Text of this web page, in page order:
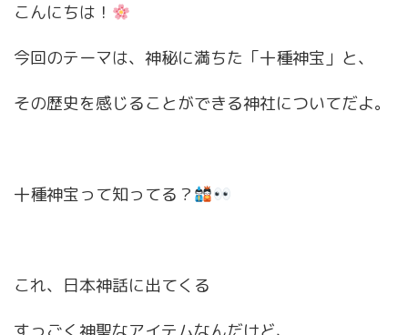
こんにちは！
今回のテーマは、神秘に満ちた「十種神宝」と、
その歴史を感じることができる神社についてだよ。
十種神宝って知ってる？
これ、日本神話に出てくる